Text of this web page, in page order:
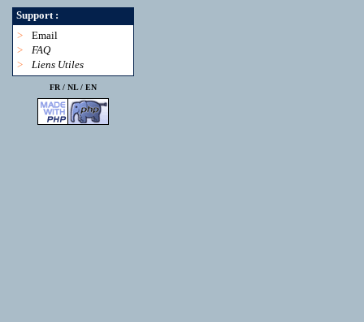
Support :
>
Email
>
FAQ
>
Liens Utiles
FR / NL/ EN